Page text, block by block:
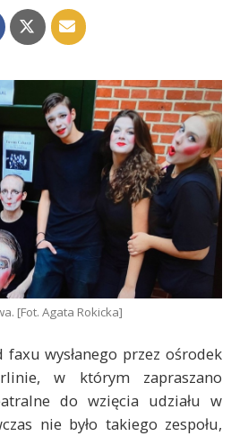
[Fot. Agata Rokicka]
faxu wysłanego przez ośrodek
w którym zapraszano
do wzięcia udziału w
nie było takiego zespołu,